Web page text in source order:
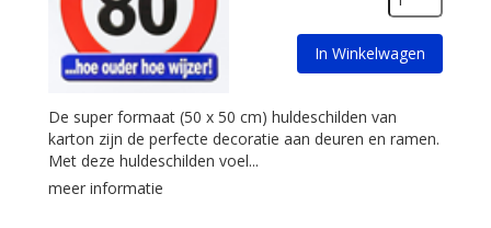
In Winkelwagen
De super formaat (50 x 50 cm) huldeschilden van
karton zijn de perfecte decoratie aan deuren en ramen.
Met deze huldeschilden voel...
meer informatie